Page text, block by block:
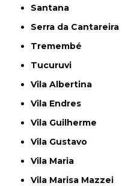
Santana
Serra da Cantareira
Tremembé
Tucuruvi
Vila Albertina
Vila Endres
Vila Guilherme
Vila Gustavo
Vila Maria
Vila Marisa Mazzei